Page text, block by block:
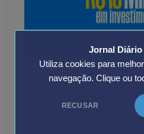
Jornal Diário
Utiliza cookies para
navegação. Clique ou
RECUSAR